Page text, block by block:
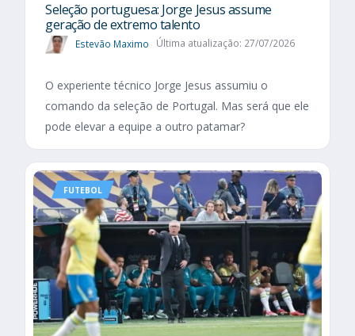
Seleção portuguesa: Jorge Jesus assume
geração de extremo talento
Estevão Maximo Última atualização: 27/07/2026
O experiente técnico Jorge Jesus assumiu o
comando da seleção de Portugal. Mas será que ele
pode elevar a equipe a outro patamar?
FUTEBOL